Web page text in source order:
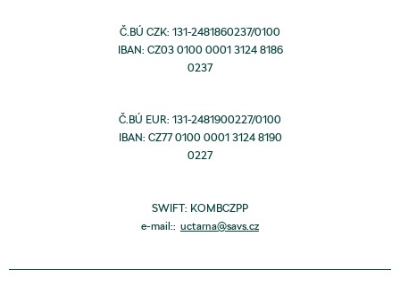
Č.BÚ CZK: 131-2481860237/0100
IBAN: CZ03 0100 0001 3124 8186
0237
Č.BÚ EUR: 131-2481900227/0100
IBAN: CZ77 0100 0001 3124 8190
0227
SWIFT: KOMBCZPP
e-mail:: uctarna@savs.cz